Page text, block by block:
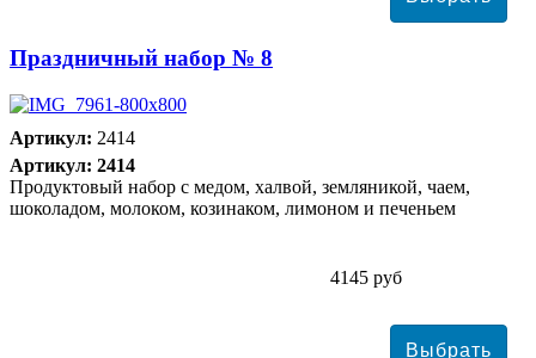
Праздничный набор № 8
Артикул: 2414
Артикул: 2414
Продуктовый набор с медом, халвой, земляникой, чаем,
шоколадом, молоком, козинаком, лимоном и печеньем
4145 руб